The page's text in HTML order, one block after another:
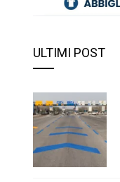
ULTIMI POST